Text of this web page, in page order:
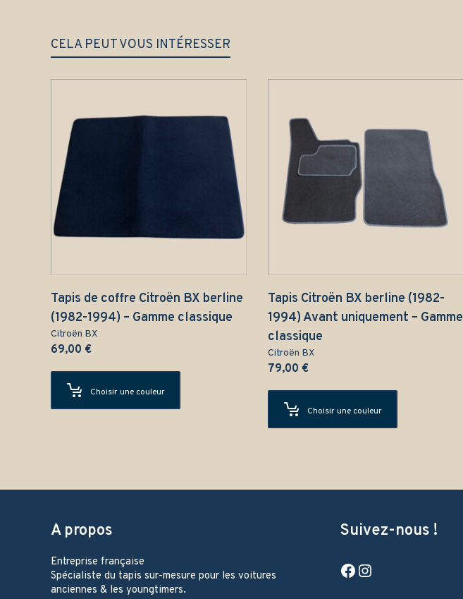
CELA PEUT VOUS INTÉRESSER
Tapis de coffre Citroën BX berline
(1982-1994) – Gamme classique
Citroën BX
69,00 €
Choisir une couleur
Tapis Citroën BX berline (1982-
1994) Avant uniquement – Gamme
classique
Citroën BX
79,00 €
Choisir une couleur
A propos
Entreprise française
Spécialiste du tapis sur-mesure pour les voitures
anciennes & les youngtimers.
Suivez-nous !
Facebook